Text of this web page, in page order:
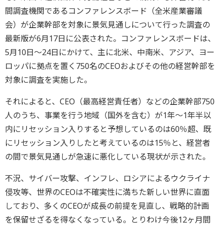
間調査機関であるコンファレンスボード（全米産業審議
会）が企業幹部を対象に景気見通しについて行った調査の
最新版が6月17日に公表された。コンファレンスボードは、
5月10日～24日にかけて、主に北米、中南米、アジア、ヨー
ロッパに拠点を置く750名のCEOおよびその他の経営幹部を
対象に調査を実施した。
それによると、CEO（最高経営責任者）などの企業幹部750
人のうち、事業を行う地域（国外を含む）が1年～1年半以
内にリセッション入りすると予想しているのは60％超、既
にリセッション入りしたと考えているのは15％と、経営者
の間で景気見通しが急速に悪化している現状が示された。
不況、サイバー攻撃、インフレ、ロシアによるウクライナ
侵攻等、世界のCEOは不確実性に満ちた新しい世界に直面
しており、多くのCEOが成長の前提を見直し、戦略的計画
を保留せざるを得なくなっている。とりわけ今後12ヶ月間